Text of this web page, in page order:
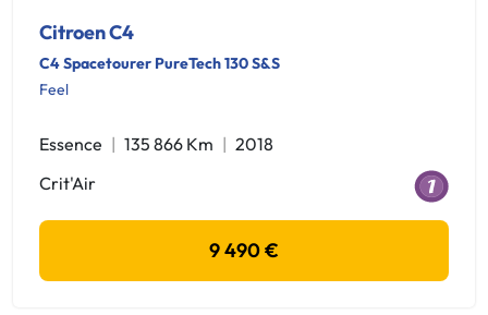
Citroen C4
C4 Spacetourer PureTech 130 S&S
Feel
Essence 135 866 Km
2018
Crit'Air
9 490 €